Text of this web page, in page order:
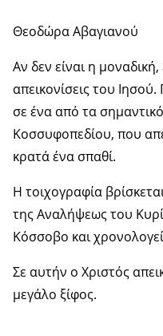
Θεοδώρα Αβαγιανού
Αν δεν είναι η
απεικονίσεις του
σε ένα από τα
Κοσσυφοπεδίου, που
κρατά ένα σπαθί.
Η τοιχογραφία
της Αναλήψεως του
Κόσσοβο και
Σε αυτήν ο Χριστός
μεγάλο ξίφος.